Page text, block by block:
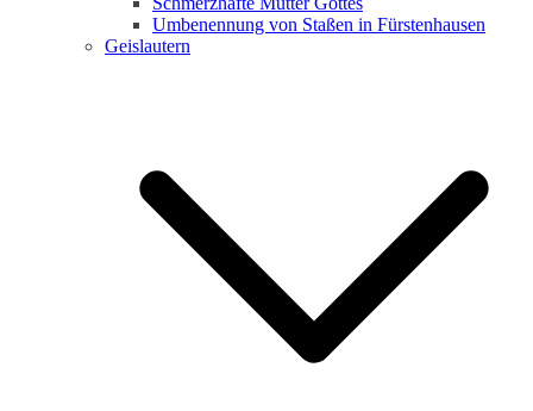
Umbenennung von Staßen in Fürstenhausen
Geislautern